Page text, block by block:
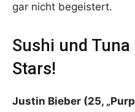
gar nicht begeistert.
Sushi und
Stars!
Justin Bieber (25,